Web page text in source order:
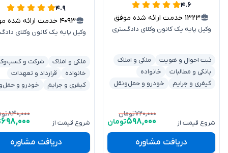
۴.۶
۱۳۲۳ خدمت ارائه شده موفق
وکیل پایه یک کانون وکلای دادگستری
ثبت احوال و هویت
ملکی و املاک
بانکی و مطالبات
خانواده
کیفری و جرایم
خودرو و حمل‌ونقل
شروع قیمت از
۷۲۰,۰۰۰تومان
۵۹۸,۰۰۰تومان
دریافت مشاوره
۴.۹
۴۰۹۳ خدمت ارائه شده موفق
وکیل پایه یک کانون وکلای
ملکی و املاک
شرکت و
خانواده
قرارداد و تعهدات
کیفری و جرایم
خودرو و
شروع قیمت از
۸۴۰,۰۰۰
۶۹۸,۰۰۰
دریافت مشاوره